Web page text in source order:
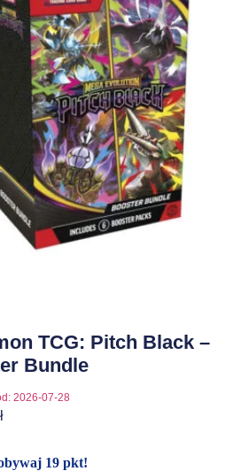
TCG: Pitch Black –
Bundle
2026-07-28
19 pkt!